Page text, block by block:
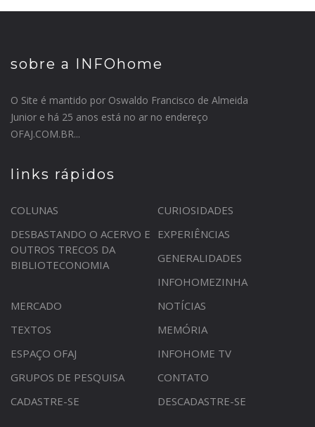
sobre a INFOhome
O Site é mantido por Oswaldo Francisco de Almeida
Junior e há 25 anos está no ar no endereço
OFAJ.COM.BR...
links rápidos
COLUNAS
CURIOSIDADES
DESBASTANDO O ACERVO E
OUTROS TRECOS DA
BIBLIOTECONOMIA
EXPERIÊNCIAS
GENERALIDADES
INFOHOMEZINHA
MERCADO
NOTÍCIAS
TEXTOS
MEMÓRIA
ESPAÇO OFAJ
INFOHOME TV
GRUPOS DE PESQUISA
CONTATO
CADASTRE-SE
DESCADASTRE-SE